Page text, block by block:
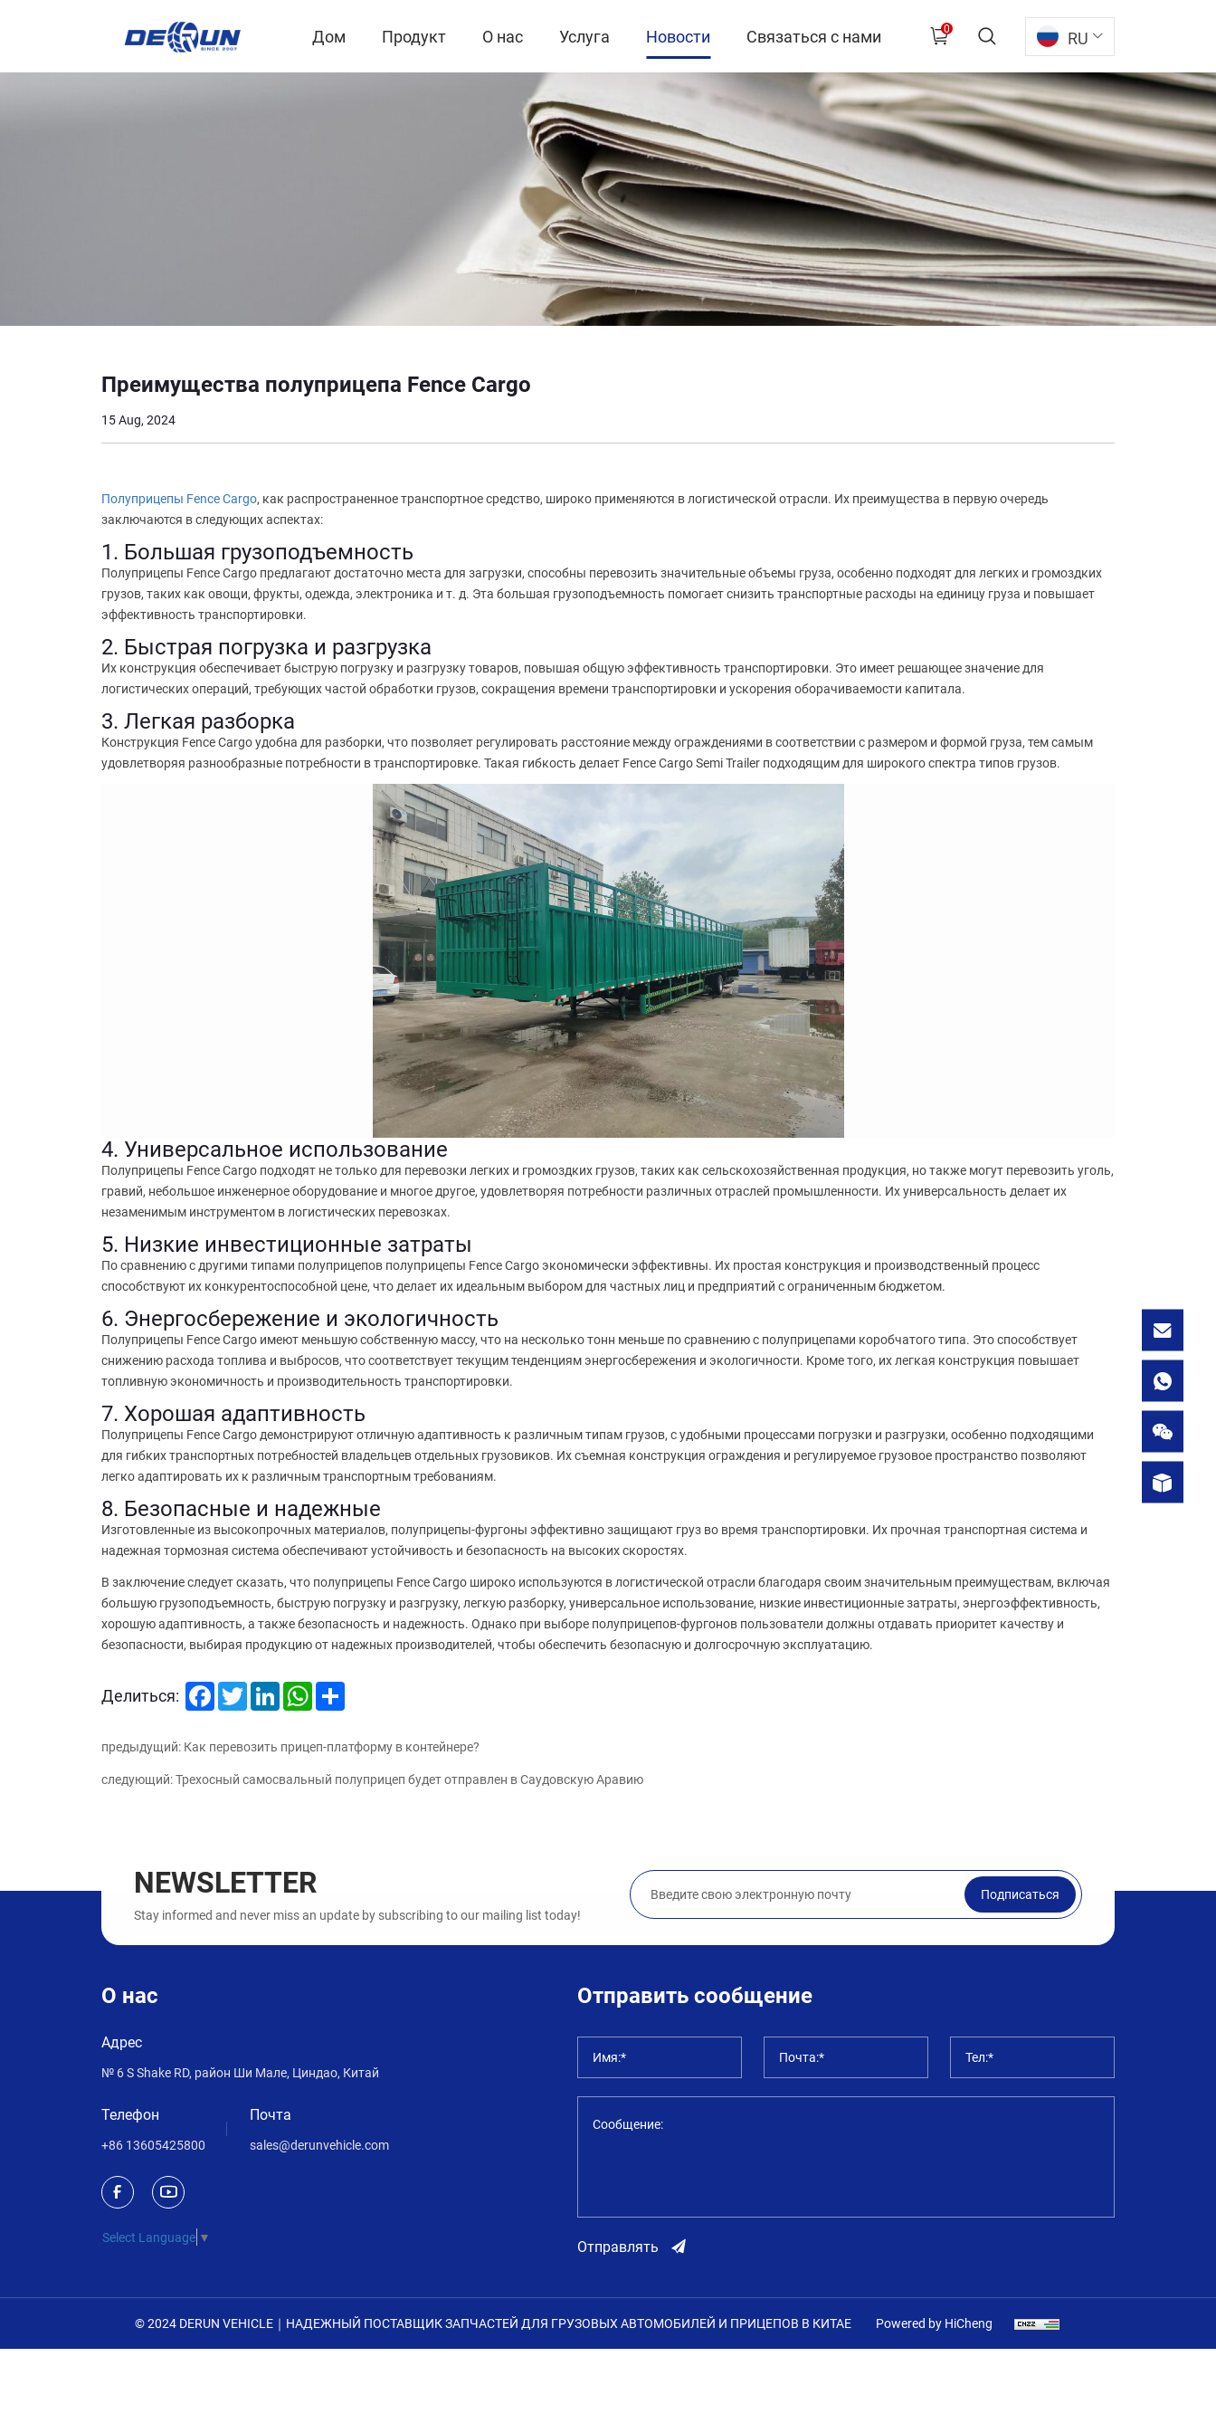
Дом Продукт О нас Услуга Новости Связаться с нами 0 RU
Преимущества полуприцепа Fence Cargo
15 Aug, 2024
Полуприцепы Fence Cargo, как распространенное транспортное средство, широко применяются в логистической отрасли. Их преимущества в первую очередь
заключаются в следующих аспектах:
1. Большая грузоподъемность
Полуприцепы Fence Cargo предлагают достаточно места для загрузки, способны перевозить значительные объемы груза, особенно подходят для легких и громоздких
грузов, таких как овощи, фрукты, одежда, электроника и т. д. Эта большая грузоподъемность помогает снизить транспортные расходы на единицу груза и повышает
эффективность транспортировки.
2. Быстрая погрузка и разгрузка
Их конструкция обеспечивает быструю погрузку и разгрузку товаров, повышая общую эффективность транспортировки. Это имеет решающее значение для
логистических операций, требующих частой обработки грузов, сокращения времени транспортировки и ускорения оборачиваемости капитала.
3. Легкая разборка
Конструкция Fence Cargo удобна для разборки, что позволяет регулировать расстояние между ограждениями в соответствии с размером и формой груза, тем самым
удовлетворяя разнообразные потребности в транспортировке. Такая гибкость делает Fence Cargo Semi Trailer подходящим для широкого спектра типов грузов.
4. Универсальное использование
Полуприцепы Fence Cargo подходят не только для перевозки легких и громоздких грузов, таких как сельскохозяйственная продукция, но также могут перевозить уголь,
гравий, небольшое инженерное оборудование и многое другое, удовлетворяя потребности различных отраслей промышленности. Их универсальность делает их
незаменимым инструментом в логистических перевозках.
5. Низкие инвестиционные затраты
По сравнению с другими типами полуприцепов полуприцепы Fence Cargo экономически эффективны. Их простая конструкция и производственный процесс
способствуют их конкурентоспособной цене, что делает их идеальным выбором для частных лиц и предприятий с ограниченным бюджетом.
6. Энергосбережение и экологичность
Полуприцепы Fence Cargo имеют меньшую собственную массу, что на несколько тонн меньше по сравнению с полуприцепами коробчатого типа. Это способствует
снижению расхода топлива и выбросов, что соответствует текущим тенденциям энергосбережения и экологичности. Кроме того, их легкая конструкция повышает
топливную экономичность и производительность транспортировки.
7. Хорошая адаптивность
Полуприцепы Fence Cargo демонстрируют отличную адаптивность к различным типам грузов, с удобными процессами погрузки и разгрузки, особенно подходящими
для гибких транспортных потребностей владельцев отдельных грузовиков. Их съемная конструкция ограждения и регулируемое грузовое пространство позволяют
легко адаптировать их к различным транспортным требованиям.
8. Безопасные и надежные
Изготовленные из высокопрочных материалов, полуприцепы-фургоны эффективно защищают груз во время транспортировки. Их прочная транспортная система и
надежная тормозная система обеспечивают устойчивость и безопасность на высоких скоростях.
В заключение следует сказать, что полуприцепы Fence Cargo широко используются в логистической отрасли благодаря своим значительным преимуществам, включая
большую грузоподъемность, быструю погрузку и разгрузку, легкую разборку, универсальное использование, низкие инвестиционные затраты, энергоэффективность,
хорошую адаптивность, а также безопасность и надежность. Однако при выборе полуприцепов-фургонов пользователи должны отдавать приоритет качеству и
безопасности, выбирая продукцию от надежных производителей, чтобы обеспечить безопасную и долгосрочную эксплуатацию.
Делиться: FacebookTwitterLinkedInWhatsApp
предыдущий: Как перевозить прицеп-платформу в контейнере?
следующий: Трехосный самосвальный полуприцеп будет отправлен в Саудовскую Аравию
NEWSLETTER
Stay informed and never miss an update by subscribing to our mailing list today!
Подписаться
О нас
Адрес
№ 6 S Shake RD, район Ши Мале, Циндао, Китай
Телефон
+86 13605425800
Почта
sales@derunvehicle.com
Select Language ▼
Отправить сообщение
Имя:* Почта:* Тел:*
Сообщение:
Отправлять
© 2024 DERUN VEHICLE｜НАДЕЖНЫЙ ПОСТАВЩИК ЗАПЧАСТЕЙ ДЛЯ ГРУЗОВЫХ АВТОМОБИЛЕЙ И ПРИЦЕПОВ В КИТАЕ Powered by HiCheng